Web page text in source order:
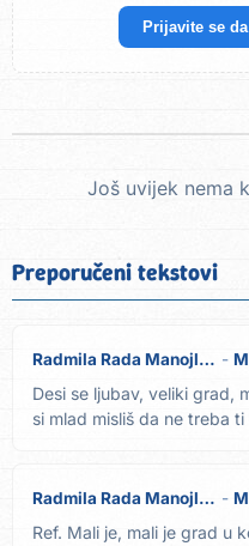
Prijavite se
Još uvijek nema
Preporučeni tekstovi
Radmila Rada Manojlović
Desi se ljubav, veliki grad,
si mlad misliš da ne treba
Radmila Rada Manojlović
Ref. Mali je, mali je grad u